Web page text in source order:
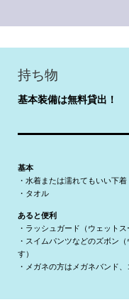
持ち物
基本装備は無料貸出！
基本
・水着または濡れてもいい下
・タオル
あると便利
・ラッシュガード（ウェット
・スイムパンツなどのズボン
す）
・メガネの方はメガネバンド